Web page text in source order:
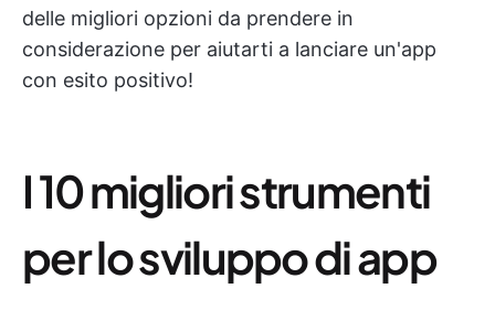
delle migliori opzioni da prendere in
considerazione per aiutarti a lanciare un'app
con esito positivo!
I 10 migliori strumenti
per lo sviluppo di app